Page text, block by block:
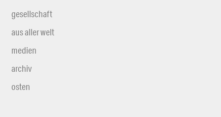
gesellschaft
aus aller welt
medien
archiv
osten